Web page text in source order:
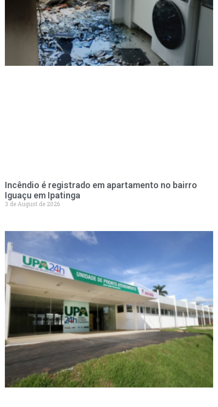
Incêndio é registrado em apartamento no bairro
Iguaçu em Ipatinga
3 de August de 2026